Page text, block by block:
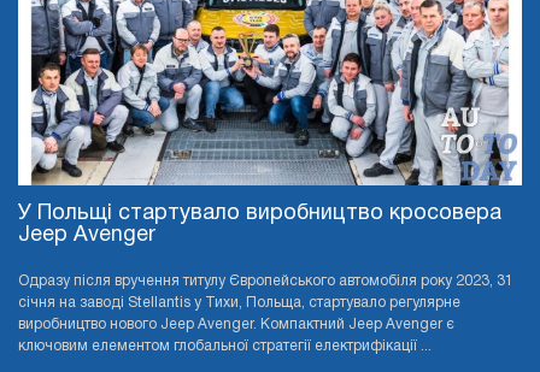
У Польщі стартувало виробництво кросовера
Jeep Avenger
Одразу після вручення титулу Європейського автомобіля року 2023, 31
січня на заводі Stellantis у Тихи, Польща, стартувало регулярне
виробництво нового Jeep Avenger. Компактний Jeep Avenger є
ключовим елементом глобальної стратегії електрифікації ...